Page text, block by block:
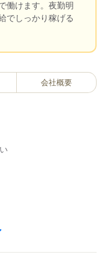
働けます。夜勤明
でしっかり稼げる
会社概要
う